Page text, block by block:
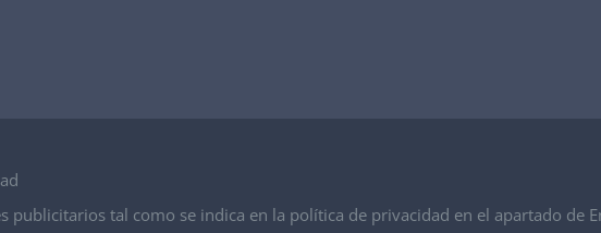
publicitarios tal como se indica en la política de privacidad en el apartado de